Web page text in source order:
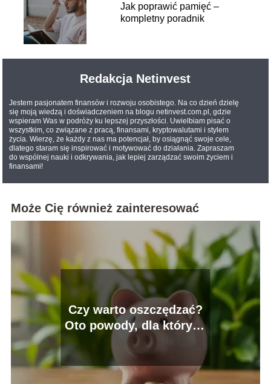
Jak poprawić pamięć –
kompletny poradnik
Redakcja Netinvest
Jestem pasjonatem finansów i rozwoju osobistego. Na co dzień dzielę
się moją wiedzą i doświadczeniem na blogu netinvest.com.pl, gdzie
wspieram Was w podróży ku lepszej przyszłości. Uwielbiam pisać o
wszystkim, co związane z pracą, finansami, kryptowalutami i stylem
życia. Wierzę, że każdy z nas ma potencjał, by osiągnąć swoje cele,
dlatego staram się inspirować i motywować do działania. Zapraszam
do wspólnej nauki i odkrywania, jak lepiej zarządzać swoim życiem i
finansami!
Może Cię również zainteresować
Czy warto oszczędzać?
Oto powody, dla których
warto to robić